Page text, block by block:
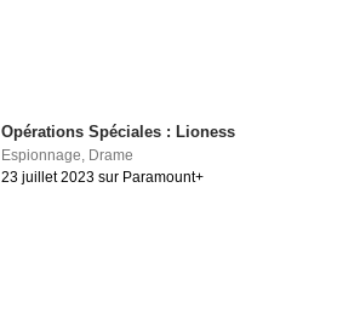
Opérations Spéciales : Lioness
Espionnage, Drame
23 juillet 2023 sur Paramount+